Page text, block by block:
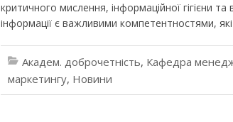
критичного мислення, інформаційної гігієни
інформації є важливими компетентностями,
Академ. доброчетність, Кафедра
маркетингу, Новини